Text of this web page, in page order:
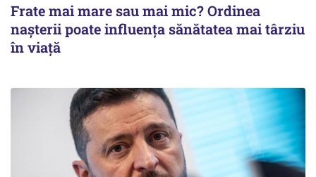
Frate mai mare sau mai mic? Ordinea
nașterii poate influența sănătatea mai târziu
în viață